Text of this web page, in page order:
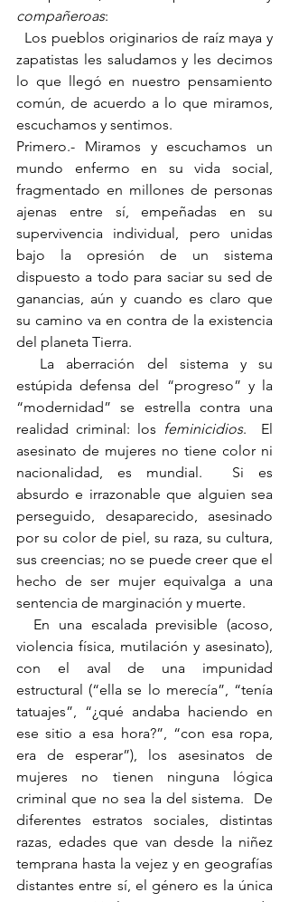
compañeroas:
zapatistas les saludamos y les decimos
lo que llegó en nuestro pensamiento
común, de acuerdo a lo que miramos,
escuchamos y sentimos.
Primero.- Miramos y escuchamos un
mundo enfermo en su vida social,
fragmentado en millones de personas
ajenas entre sí, empeñadas en su
supervivencia individual, pero unidas
bajo la opresión de un sistema
dispuesto a todo para saciar su sed de
ganancias, aún y cuando es claro que
su camino va en contra de la existencia
del planeta Tierra.
estúpida defensa del “progreso” y la
“modernidad” se estrella contra una
realidad criminal: los feminicidios.  El
asesinato de mujeres no tiene color ni
nacionalidad, es mundial.  Si es
absurdo e irrazonable que alguien sea
perseguido, desaparecido, asesinado
por su color de piel, su raza, su cultura,
sus creencias; no se puede creer que el
hecho de ser mujer equivalga a una
sentencia de marginación y muerte.
violencia física, mutilación y asesinato),
con el aval de una impunidad
estructural (“ella se lo merecía”, “tenía
tatuajes”, “¿qué andaba haciendo en
ese sitio a esa hora?”, “con esa ropa,
era de esperar”), los asesinatos de
mujeres no tienen ninguna lógica
criminal que no sea la del sistema.  De
diferentes estratos sociales, distintas
razas, edades que van desde la niñez
temprana hasta la vejez y en geografías
distantes entre sí, el género es la única